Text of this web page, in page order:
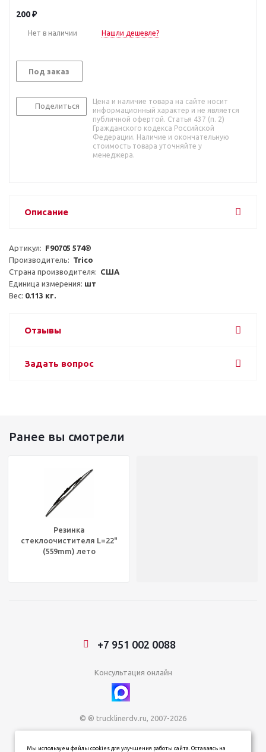
200₽
Нет в наличии Нашли дешевле?
Под заказ
Поделиться
Цена и наличие товара на сайте носит
информационный характер и не является
публичной офертой. Статья 437 (п. 2)
Гражданского кодекса Российской
Федерации. Наличие и окончательную
стоимость товара уточняйте у
менеджера.
Описание
Артикул: F90705 574®
Производитель: Trico
Страна производителя: США
Единица измерения: шт
Вес: 0.113 кг.
Отзывы
Задать вопрос
Ранее вы смотрели
Резинка
стеклоочистителя L=22"
(559mm) лето
+7 951 002 0088
Консультация онлайн
© ® trucklinerdv.ru, 2007-2026
Мы используем файлы cookies для улучшения работы сайта. Оставаясь на